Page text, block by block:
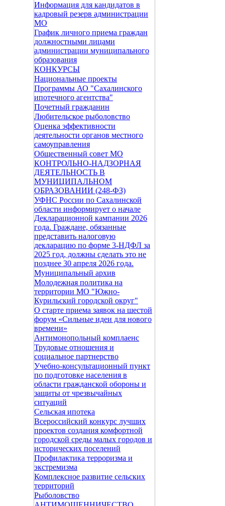
Информация для кандидатов в
кадровый резерв администрации
МО
График личного приема граждан
должностными лицами
администрации муниципального
образования
КОНКУРСЫ
Национальные проекты
Программы АО "Сахалинского
ипотечного агентства"
Почетный гражданин
Любительское рыболовство
Оценка эффективности
деятельности органов местного
самоуправления
Общественный совет МО
КОНТРОЛЬНО-НАДЗОРНАЯ
ДЕЯТЕЛЬНОСТЬ В
МУНИЦИПАЛЬНОМ
ОБРАЗОВАНИИ (248-ФЗ)
УФНС России по Сахалинской
области информирует о начале
Декларационной кампании 2026
года. Граждане, обязанные
представить налоговую
декларацию по форме 3-НДФЛ за
2025 год, должны сделать это не
позднее 30 апреля 2026 года.
Муниципальный архив
Молодежная политика на
территории МО "Южно-
Курильский городской округ"
О старте приема заявок на шестой
форум «Сильные идеи для нового
времени»
Антимонопольный комплаенс
Трудовые отношения и
социальное партнерство
Учебно-консультационный пункт
по подготовке населения в
области гражданской обороны и
защиты от чрезвычайных
ситуаций
Сельская ипотека
Всероссийский конкурс лучших
проектов создания комфортной
городской среды малых городов и
исторических поселений
Профилактика терроризма и
экстремизма
Комплексное развитие сельских
территорий
Рыболовство